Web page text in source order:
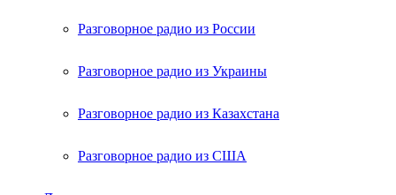
Разговорное радио из России
Разговорное радио из Украины
Разговорное радио из Казахстана
Разговорное радио из США